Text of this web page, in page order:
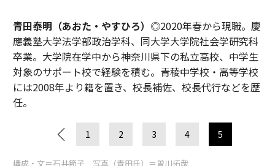
青田泰明（あおた・やすひろ） ◎2020年春から現職。慶
應義塾大学法学部政治学科、同大学大学院社会学研究科
卒業。大学院在学中から神奈川県下の私立高校、中学生
対象のサポート校で経験を積む。青稜中学校・高等学校
には2008年より籍を置き、校長補佐、校長代行などを歴
任。
1 2 3 4 5
構成・文＝石井節子 写真（青田氏）＝曽川拓哉